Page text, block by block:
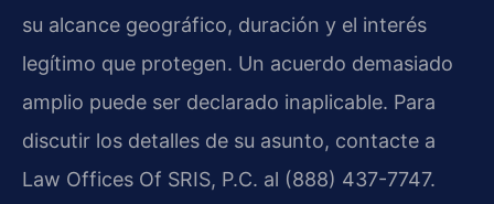
su alcance geográfico, duración y el interés
legítimo que protegen. Un acuerdo demasiado
amplio puede ser declarado inaplicable. Para
discutir los detalles de su asunto, contacte a
Law Offices Of SRIS, P.C. al (888) 437-7747.